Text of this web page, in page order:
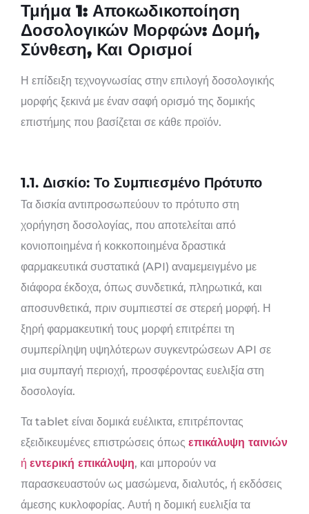
Τμήμα 1: Αποκωδικοποίηση
Δοσολογικών Μορφών: Δομή,
Σύνθεση, Και Ορισμοί
Η επίδειξη τεχνογνωσίας στην επιλογή δοσολογικής
μορφής ξεκινά με έναν σαφή ορισμό της δομικής
επιστήμης που βασίζεται σε κάθε προϊόν.
1.1. Δισκίο: Το Συμπιεσμένο Πρότυπο
Τα δισκία αντιπροσωπεύουν το πρότυπο στη
χορήγηση δοσολογίας, που αποτελείται από
κονιοποιημένα ή κοκκοποιημένα δραστικά
φαρμακευτικά συστατικά (API) αναμεμειγμένο με
διάφορα έκδοχα, όπως συνδετικά, πληρωτικά, και
αποσυνθετικά, πριν συμπιεστεί σε στερεή μορφή. Η
ξηρή φαρμακευτική τους μορφή επιτρέπει τη
συμπερίληψη υψηλότερων συγκεντρώσεων API σε
μια συμπαγή περιοχή, προσφέροντας ευελιξία στη
δοσολογία.
Τα tablet είναι δομικά ευέλικτα, επιτρέποντας
εξειδικευμένες επιστρώσεις όπως επικάλυψη ταινιών
ή εντερική επικάλυψη, και μπορούν να
παρασκευαστούν ως μασώμενα, διαλυτός, ή εκδόσεις
άμεσης κυκλοφορίας. Αυτή η δομική ευελιξία τα